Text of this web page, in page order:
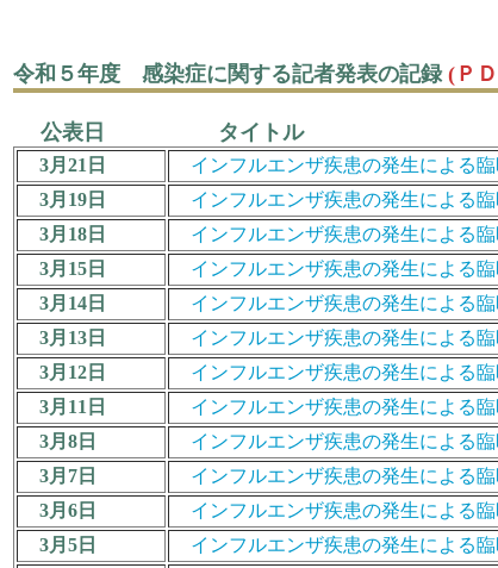
令和５年度 感染症に関する記者発表の記録 (Ｐ
公表日 タイトル
3月21日
インフルエンザ疾患の発生による
3月19日
インフルエンザ疾患の発生による
3月18日
インフルエンザ疾患の発生による
3月15日
インフルエンザ疾患の発生による
3月14日
インフルエンザ疾患の発生による
3月13日
インフルエンザ疾患の発生による
3月12日
インフルエンザ疾患の発生による
3月11日
インフルエンザ疾患の発生による
3月8日
インフルエンザ疾患の発生による
3月7日
インフルエンザ疾患の発生による
3月6日
インフルエンザ疾患の発生による
3月5日
インフルエンザ疾患の発生による